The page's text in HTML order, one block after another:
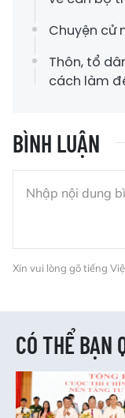
Chuyện cử
Thôn, tổ
cách làm
BÌNH LUẬN
Xin vui lòng gõ tiếng
CÓ THỂ BẠN